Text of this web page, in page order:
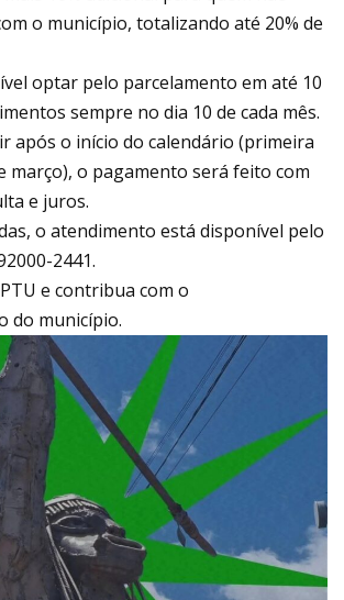
o município, totalizando até 20% de
optar pelo parcelamento em até 10
sempre no dia 10 de cada mês.
após o início do calendário (primeira
março), o pagamento será feito com
e juros.
o atendimento está disponível pelo
2441.
e contribua com o
do município.